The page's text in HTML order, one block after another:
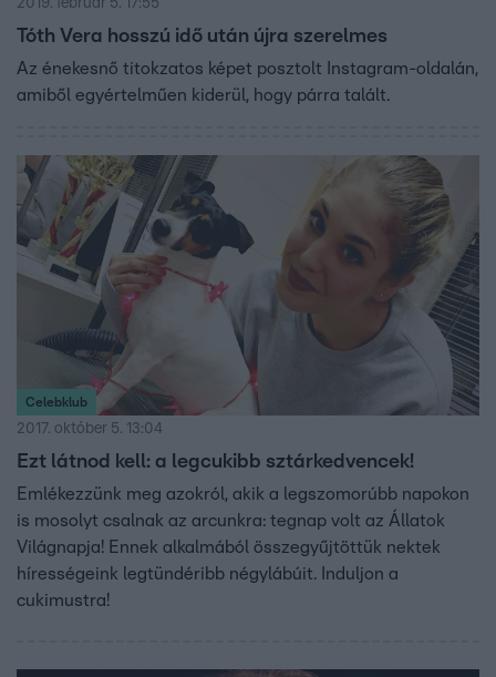
2019. február 5. 17:55
Tóth Vera hosszú idő után újra szerelmes
Az énekesnő titokzatos képet posztolt Instagram-oldalán,
amiből egyértelműen kiderül, hogy párra talált.
Celebklub
2017. október 5. 13:04
Ezt látnod kell: a legcukibb sztárkedvencek!
Emlékezzünk meg azokról, akik a legszomorúbb napokon
is mosolyt csalnak az arcunkra: tegnap volt az Állatok
Világnapja! Ennek alkalmából összegyűjtöttük nektek
hírességeink legtündéribb négylábúit. Induljon a
cukimustra!